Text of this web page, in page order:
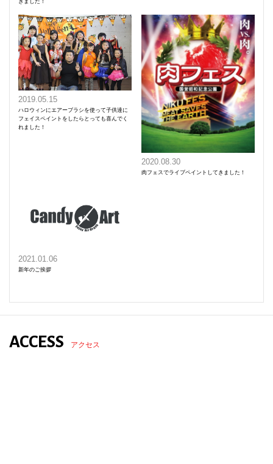
2019.05.15
ハロウィンにエアーブラシを使って子供達に
フェイスペイントをしたらとっても喜んでく
れました！
2020.08.30
肉フェスでライブペイントしてきました！
2021.01.06
新年のご挨拶
ACCESS アクセス